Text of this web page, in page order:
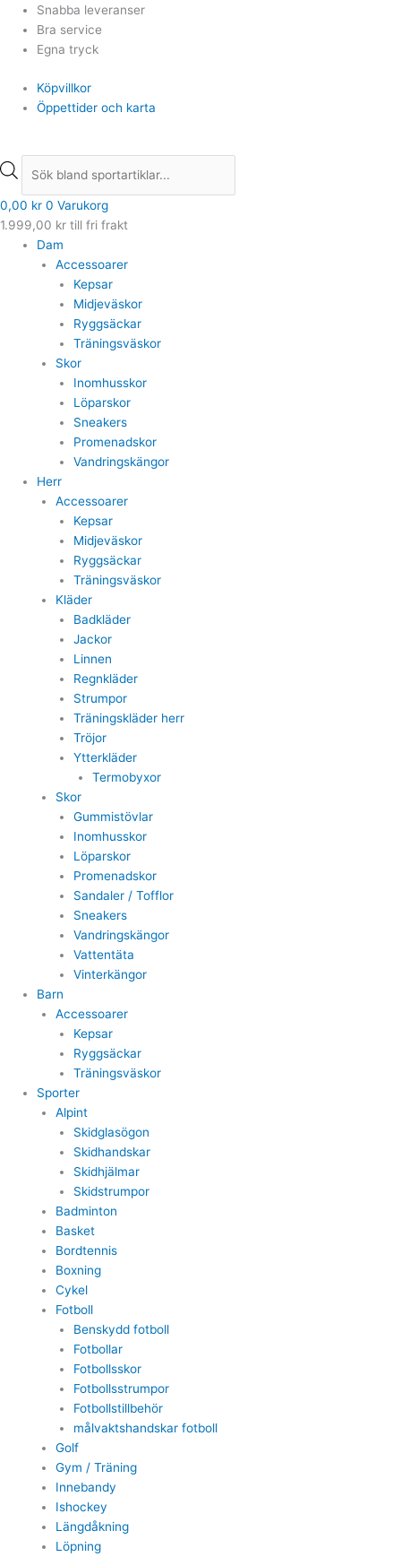
Hoppa
innehåll
Snabba leveranser
Bra service
Egna tryck
Köpvillkor
Öppettider och karta
Products
search
0,00 kr 0 Varukorg
1.999,00 kr till fri frakt
Dam
Accessoarer
Kepsar
Midjeväskor
Ryggsäckar
Träningsväskor
Skor
Inomhusskor
Löparskor
Sneakers
Promenadskor
Vandringskängor
Herr
Accessoarer
Kepsar
Midjeväskor
Ryggsäckar
Träningsväskor
Kläder
Badkläder
Jackor
Linnen
Regnkläder
Strumpor
Träningskläder herr
Tröjor
Ytterkläder
Termobyxor
Skor
Gummistövlar
Inomhusskor
Löparskor
Promenadskor
Sandaler / Tofflor
Sneakers
Vandringskängor
Vattentäta
Vinterkängor
Barn
Accessoarer
Kepsar
Ryggsäckar
Träningsväskor
Sporter
Alpint
Skidglasögon
Skidhandskar
Skidhjälmar
Skidstrumpor
Badminton
Basket
Bordtennis
Boxning
Cykel
Fotboll
Benskydd fotboll
Fotbollar
Fotbollsskor
Fotbollsstrumpor
Fotbollstillbehör
målvaktshandskar fotboll
Golf
Gym / Träning
Innebandy
Ishockey
Längdåkning
Löpning
Products
search